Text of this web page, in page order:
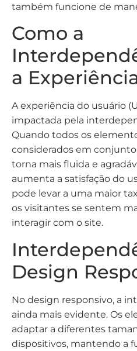
também funcione de
Como a
a
A experiência do usuário
impactada pela
Quando todos os
considerados em
torna mais fluida e
aumenta a satisfação do
pode levar a uma maior
os visitantes se sentem
interagir com o site.
Design
No design responsivo, a
ainda mais evidente. Os
adaptar a diferentes
dispositivos, mantendo a